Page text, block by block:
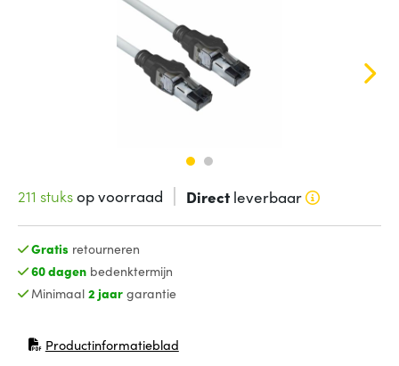
211 stuksop voorraad Directleverbaar
Gratis retourneren
60 dagenbedenktermijn
Minimaal 2 jaargarantie
Productinformatieblad
(opent in nieuw venster)